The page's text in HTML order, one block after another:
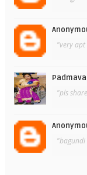
"very apt
"pls